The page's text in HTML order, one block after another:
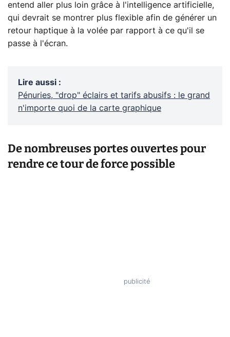
entend aller plus loin grâce à l'intelligence artificielle,
qui devrait se montrer plus flexible afin de générer un
retour haptique à la volée par rapport à ce qu'il se
passe à l'écran.
Lire aussi :
Pénuries, "drop" éclairs et tarifs abusifs : le grand
n'importe quoi de la carte graphique
De nombreuses portes ouvertes pour
rendre ce tour de force possible